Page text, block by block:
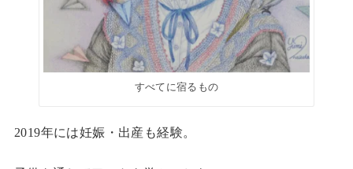
すべてに宿るもの
2019年には妊娠・出産も経験。